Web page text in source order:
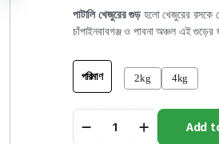
পাটালি খেজুরের গুড় হলো খেজুরের রসকে
চাঁপাইনবাবগঞ্জ ও পাবনা অঞ্চল এই
পরিমাণ 2kg 4kg
Add